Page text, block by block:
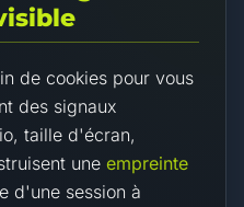
de cookies pour vous
des signaux
taille d'écran,
une empreinte
d'une session à